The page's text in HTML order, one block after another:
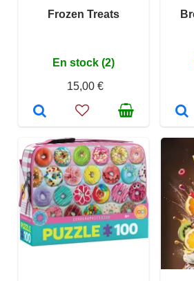
Frozen Treats
En stock (2)
15,00 €